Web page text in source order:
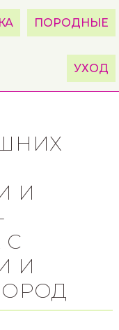
ПОРОДНЫЕ
УХОД
И
С
И